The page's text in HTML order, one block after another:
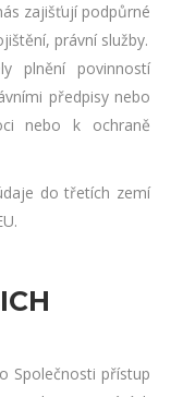
zajišťují podpůrné
právní služby.
plnění povinností
předpisy nebo
nebo k ochraně
do třetích zemí
Společnosti přístup